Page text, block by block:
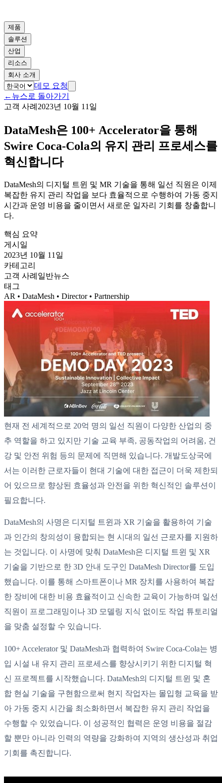
제품
솔루션
산업
리소스
회사 소개
데모 요청
← 뉴스로 돌아가기
고객 사례 2023년 10월 11일
DataMesh은 100+ Accelerator을 통해
Swire Coca-Cola의 유지 관리 프로세스를
혁신합니다
DataMesh의 디지털 트윈 및 MR 기술을 통해 일선 직원은 이제
복잡한 유지 관리 작업을 보다 효율적으로 수행하여 가동 중지
시간과 운영 비용을 줄이면서 새로운 일자리 기회를 창출합니
다.
핵심 요약
게시일
2023년 10월 11일
카테고리
고객 사례 일반뉴스
태그
AR • DataMesh • Director • Partnership
현재 전 세계적으로 20억 명의 일선 직원이 다양한 산업의 중
추 역할을 하고 있지만 기술 교육 부족, 공동작업의 어려움, 건
강 및 안전 위험 등의 문제에 직면해 있습니다. 개발도상국에
서는 이러한 근로자들이 현대 기술에 대한 접근이 더욱 제한되
어 있으므로 향상된 효율성과 안전을 위한 혁신적인 솔루션이
필요합니다.
DataMesh의 사명은 디지털 트윈과 XR 기술을 활용하여 기술
과 인간의 창의성이 융합되는 현 시대의 일선 근로자를 지원하
는 것입니다. 이 사명에 맞춰 DataMesh은 디지털 트윈 및 XR
기술을 기반으로 한 3D 안내 도구인 DataMesh Director를 도입
했습니다. 이를 통해 스마트폰이나 MR 장치를 사용하여 복잡
한 장비에 대한 비용 효율적이고 신속한 교육이 가능하며 일선
직원이 프로그래밍이나 3D 모델링 지식 없이도 작업 튜토리얼
을 맞춤 설정할 수 있습니다.
100+ Accelerator 및 DataMesh과 협력하여 Swire Coca-Cola는 병
입 시설 내 유지 관리 프로세스를 향상시키기 위한 디지털 혁
신 프로젝트를 시작했습니다. DataMesh의 디지털 트윈 및 혼
합 현실 기술을 구현함으로써 현지 작업자는 몰입형 교육을 받
아 가동 중지 시간을 최소화하면서 복잡한 유지 관리 작업을
수행할 수 있었습니다. 이 성공적인 협력은 운영 비용을 절감
할 뿐만 아니라 인력의 역량을 강화하여 지역의 생산성과 취업
기회를 촉진합니다.